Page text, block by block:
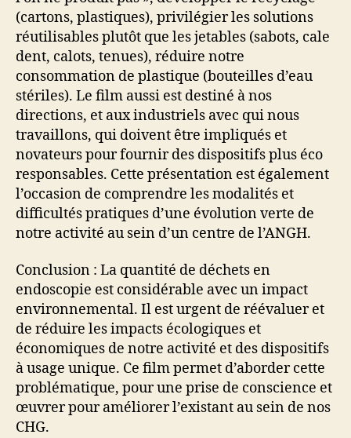
(cartons, plastiques), privilégier les solutions
réutilisables plutôt que les jetables (sabots, cale
dent, calots, tenues), réduire notre
consommation de plastique (bouteilles d’eau
stériles). Le film aussi est destiné à nos
directions, et aux industriels avec qui nous
travaillons, qui doivent être impliqués et
novateurs pour fournir des dispositifs plus éco
responsables. Cette présentation est également
l’occasion de comprendre les modalités et
difficultés pratiques d’une évolution verte de
notre activité au sein d’un centre de l’ANGH.
Conclusion : La quantité de déchets en
endoscopie est considérable avec un impact
environnemental. Il est urgent de réévaluer et
de réduire les impacts écologiques et
économiques de notre activité et des dispositifs
à usage unique. Ce film permet d’aborder cette
problématique, pour une prise de conscience et
œuvrer pour améliorer l’existant au sein de nos
CHG.